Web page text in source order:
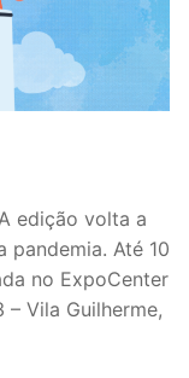
edição volta a
pandemia. Até 10
no ExpoCenter
Vila Guilherme,